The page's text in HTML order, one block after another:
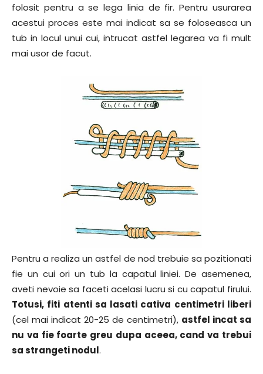
folosit pentru a se lega linia de fir. Pentru usurarea
acestui proces este mai indicat sa se foloseasca un
tub in locul unui cui, intrucat astfel legarea va fi mult
mai usor de facut.
Pentru a realiza un astfel de nod trebuie sa pozitionati
fie un cui ori un tub la capatul liniei. De asemenea,
aveti nevoie sa faceti acelasi lucru si cu capatul firului.
Totusi, fiti atenti sa lasati cativa centimetri liberi
(cel mai indicat 20-25 de centimetri), astfel incat sa
nu va fie foarte greu dupa aceea, cand va trebui
sa strangeti nodul.